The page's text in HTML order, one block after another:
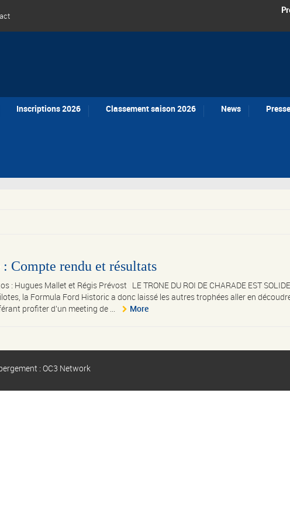
Inscriptions 2026 Classement saison 2026 News Presse
: Compte rendu et résultats
: Hugues Mallet et Régis Prévost LE TRONE DU ROI DE CHARADE EST SOLIDE
la Formula Ford Historic a donc laissé les autres trophées aller en
profiter d'un meeting de ...
More
: OC3 Network